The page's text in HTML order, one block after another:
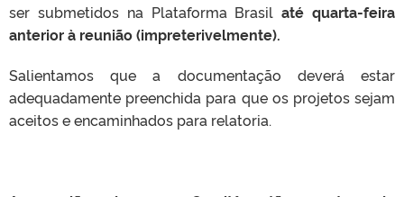
ser submetidos na Plataforma Brasil até quarta-feira
anterior à reunião (impreterivelmente).
Salientamos que a documentação deverá estar
adequadamente preenchida para que os projetos sejam
aceitos e encaminhados para relatoria.